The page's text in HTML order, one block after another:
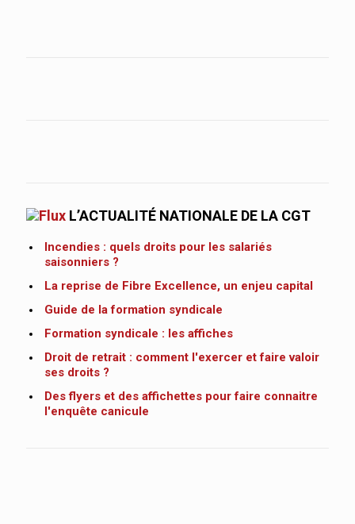
L’ACTUALITÉ NATIONALE DE LA CGT
Incendies : quels droits pour les salariés
saisonniers ?
La reprise de Fibre Excellence, un enjeu capital
Guide de la formation syndicale
Formation syndicale : les affiches
Droit de retrait : comment l'exercer et faire valoir
ses droits ?
Des flyers et des affichettes pour faire connaitre
l'enquête canicule